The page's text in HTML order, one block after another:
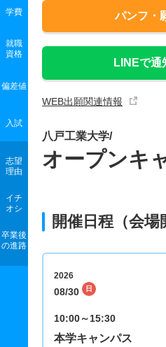
パンフ・
LINEで通
WEB出願関連情報
学費
就職
資格
偏差値
入試
志望
理由
イチ
オシ
卒業後
の進路
八戸工業大学/
オープンキ
開催日程（会場
2026
08/30 日
10:00～15:30
本学キャンパス